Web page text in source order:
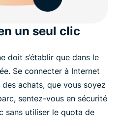
un seul clic
doit s’établir que dans le
Se connecter à Internet
achats, que vous soyez
sentez-vous en sécurité
sans utiliser le quota de